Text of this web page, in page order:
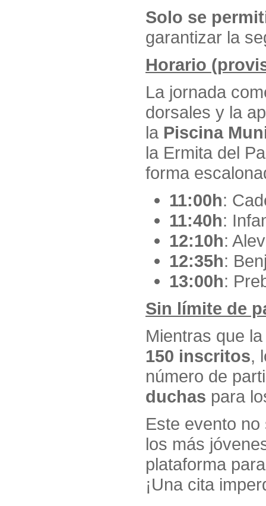
Solo se
garantizar la
Horario
La jornada
dorsales y la
la Piscina
la Ermita del
forma
11:00h:
11:40h:
12:10h:
12:35h:
13:00h:
Sin límite de
Mientras que
150 inscritos,
número de
duchas para
Este evento
los más
plataforma
¡Una cita